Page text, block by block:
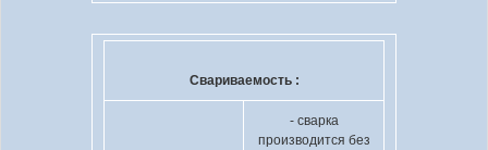
Свариваемость :
- сварка
производится без